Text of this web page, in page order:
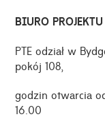
BIURO
PTE odział w
pokój 108,
godzin otwarcia
16.00